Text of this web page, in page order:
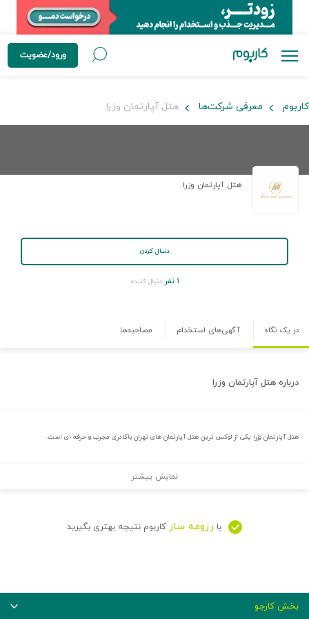
ورود/عضویت
کاربوم معرفی شرکت‌ها هتل آپارتمان وزرا
هتل آپارتمان وزرا
دنبال کردن
۱ نفر دنبال کننده
در یک نگاه آگهی‌های استخدام مصاحبه‌ها
درباره هتل آپارتمان وزرا
هتل آپارتمان وزرا یکی از لوکس ترین هتل آپارتمان های تهران باکادری مجرب و حرفه ای است.
نمایش بیشتر
با رزومه ساز کاربوم نتیجه بهتری بگیرید
بخش کارجو